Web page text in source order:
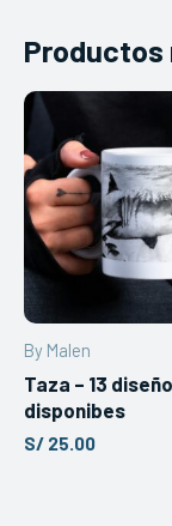
Productos
By Malen
Taza – 13
disponibes
S/ 25.00